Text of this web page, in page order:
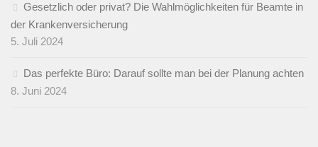
Gesetzlich oder privat? Die Wahlmöglichkeiten für Beamte in
der Krankenversicherung
5. Juli 2024
Das perfekte Büro: Darauf sollte man bei der Planung achten
8. Juni 2024